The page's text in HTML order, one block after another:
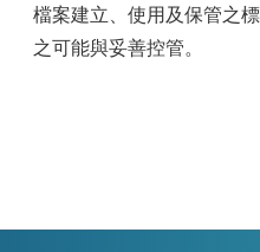
檔案建立、使用及保管之
之可能與妥善控管。